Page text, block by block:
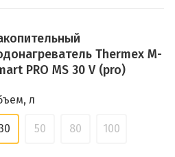
Thermex M-
PRO MS 30 V (pro)
л
50 80 100